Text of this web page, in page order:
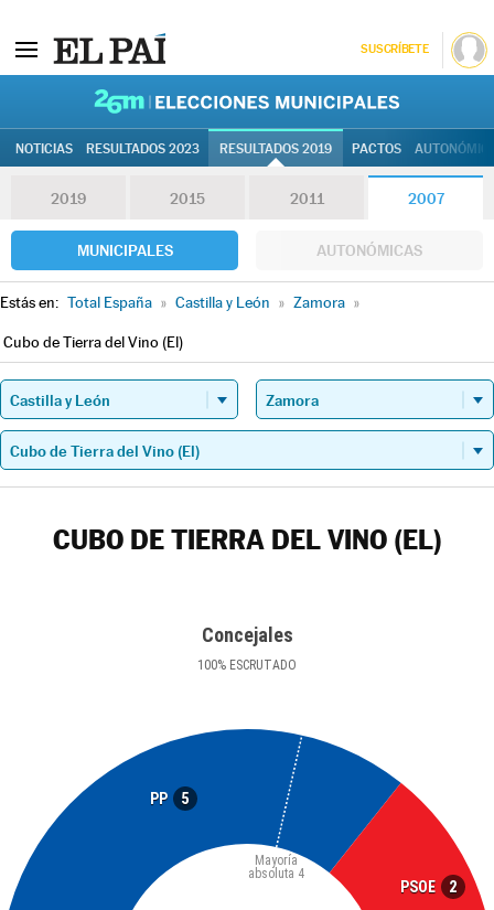
SUSCRÍBETE
NOTICIAS RESULTADOS 2023 RESULTADOS 2019 PACTOS
2019 2015 2011 2007
MUNICIPALES AUTONÓMICAS
Estás en: Total España » Castilla y León » Zamora »
Cubo de Tierra del Vino (El)
CUBO DE TIERRA DEL VINO (EL)
Concejales
100% ESCRUTADO
PP 5
PSOE 2
Mayoría
absoluta 4